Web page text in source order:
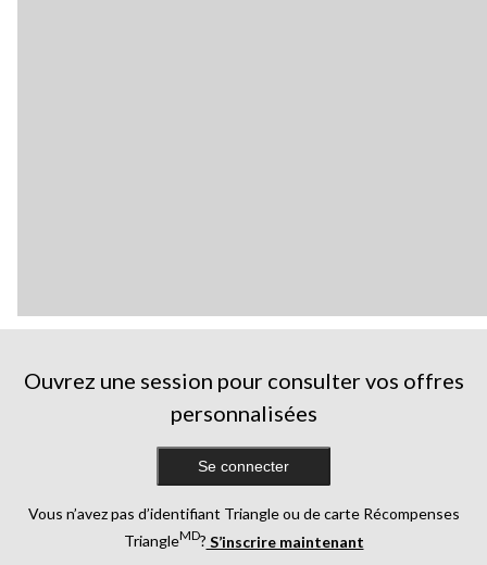
Ouvrez une session pour consulter vos offres
personnalisées
Se connecter
Vous n’avez pas d’identifiant Triangle ou de carte Récompenses
TriangleMD? S’inscrire maintenant